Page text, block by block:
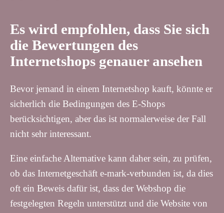
Es wird empfohlen, dass Sie sich
die Bewertungen des
Internetshops genauer ansehen
Bevor jemand in einem Internetshop kauft, könnte er
sicherlich die Bedingungen des E-Shops
berücksichtigen, aber das ist normalerweise der Fall
nicht sehr interessant.
Eine einfache Alternative kann daher sein, zu prüfen,
ob das Internetgeschäft e-mark-verbunden ist, da dies
oft ein Beweis dafür ist, dass der Webshop die
festgelegten Regeln unterstützt und die Website von